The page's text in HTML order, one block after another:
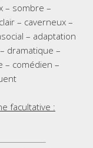
– sombre –
– caverneux –
– adaptation
dramatique –
– comédien –
facultative :